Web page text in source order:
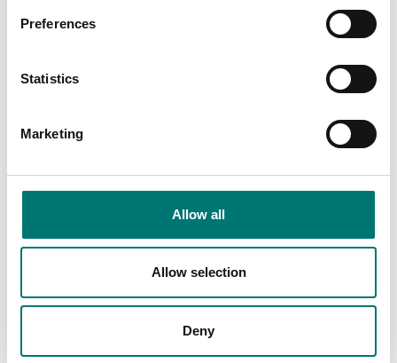
Preferences
Statistics
Marketing
Allow all
Allow selection
Deny
Finns i flera varianter
rak för Ohaus-vågar